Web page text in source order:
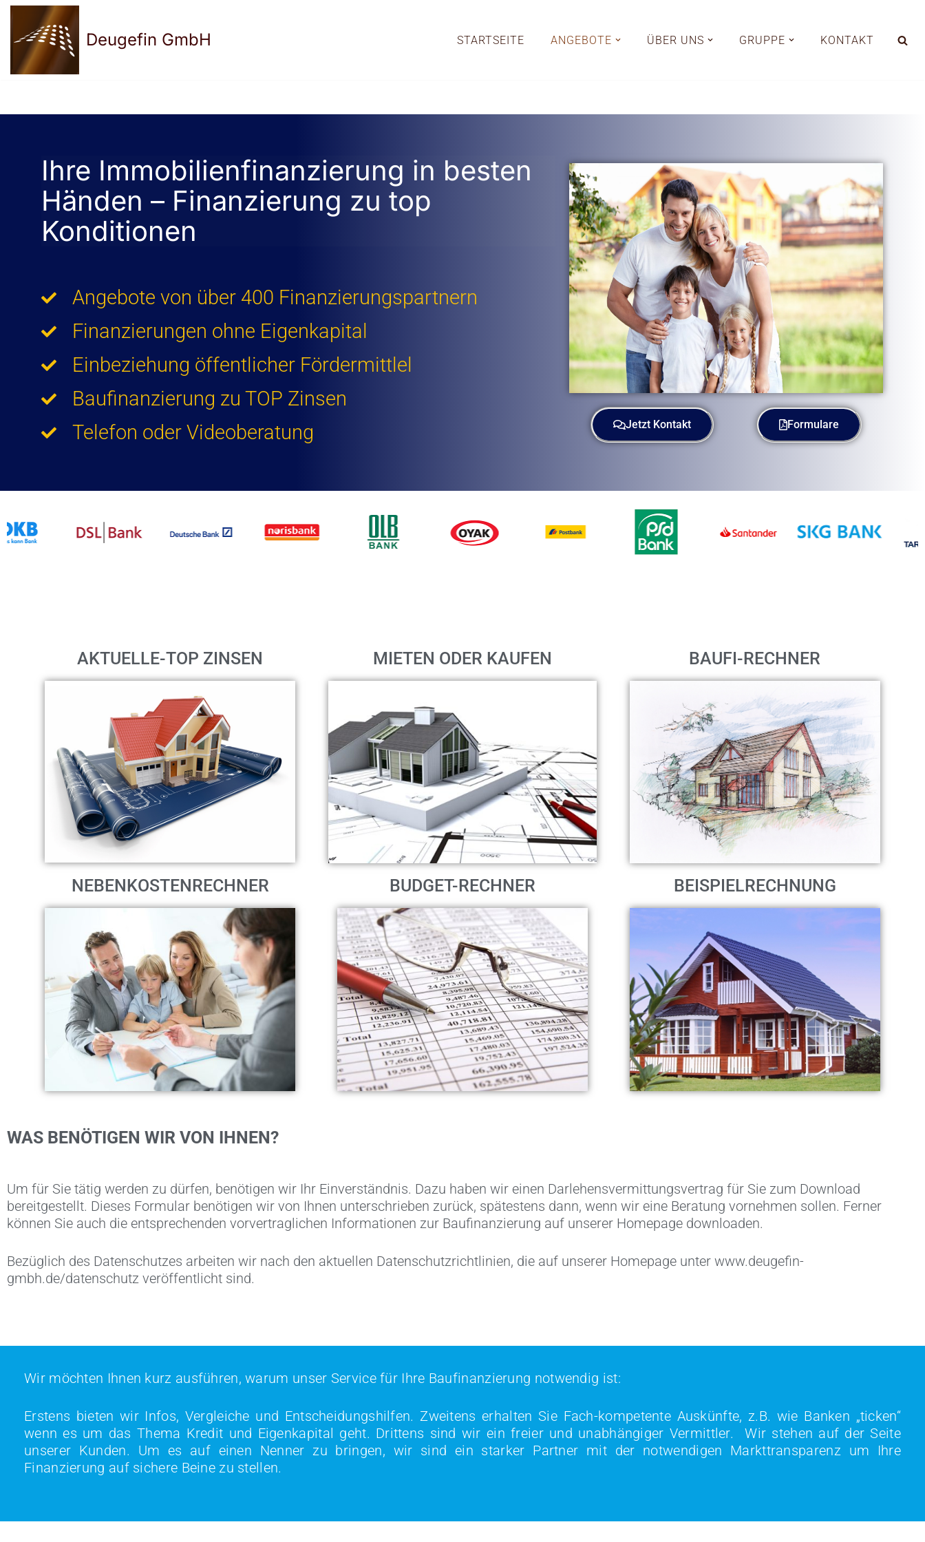
Zum
Inhalt
springen
Deugefin GmbH STARTSEITE ANGEBOTE ÜBER UNS GRUPPE KONTAKT
Ihre Immobilienfinanzierung in besten
Händen – Finanzierung zu top
Konditionen
Angebote von über 400 Finanzierungspartnern
Finanzierungen ohne Eigenkapital
Einbeziehung öffentlicher Fördermittlel
Baufinanzierung zu TOP Zinsen
Telefon oder Videoberatung
Jetzt Kontakt Formulare
AKTUELLE-TOP ZINSEN MIETEN ODER KAUFEN BAUFI-RECHNER
NEBENKOSTENRECHNER BUDGET-RECHNER BEISPIELRECHNUNG
WAS BENÖTIGEN WIR VON IHNEN?
Um für Sie tätig werden zu dürfen, benötigen wir Ihr Einverständnis. Dazu haben wir einen Darlehensvermittungsvertrag für Sie zum Download
bereitgestellt. Dieses Formular benötigen wir von Ihnen unterschrieben zurück, spätestens dann, wenn wir eine Beratung vornehmen sollen. Ferner
können Sie auch die entsprechenden vorvertraglichen Informationen zur Baufinanzierung auf unserer Homepage downloaden.
Bezüglich des Datenschutzes arbeiten wir nach den aktuellen Datenschutzrichtlinien, die auf unserer Homepage unter www.deugefin-
gmbh.de/datenschutz veröffentlicht sind.
Wir möchten Ihnen kurz ausführen, warum unser Service für Ihre Baufinanzierung notwendig ist:
Erstens bieten wir Infos, Vergleiche und Entscheidungshilfen. Zweitens erhalten Sie Fach-kompetente Auskünfte, z.B. wie Banken „ticken“
wenn es um das Thema Kredit und Eigenkapital geht. Drittens sind wir ein freier und unabhängiger Vermittler. Wir stehen auf der Seite
unserer Kunden. Um es auf einen Nenner zu bringen, wir sind ein starker Partner mit der notwendigen Markttransparenz um Ihre
Finanzierung auf sichere Beine zu stellen.